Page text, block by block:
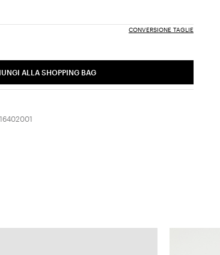
CONVERSIONE TAGLIE
ALLA SHOPPING BAG